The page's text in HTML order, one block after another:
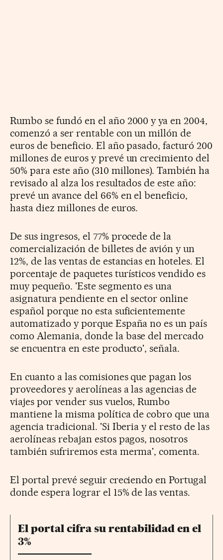
Rumbo se fundó en el año 2000 y ya en 2004,
comenzó a ser rentable con un millón de
euros de beneficio. El año pasado, facturó 200
millones de euros y prevé un crecimiento del
50% para este año (310 millones). También ha
revisado al alza los resultados de este año:
prevé un avance del 66% en el beneficio,
hasta diez millones de euros.
De sus ingresos, el 77% procede de la
comercialización de billetes de avión y un
12%, de las ventas de estancias en hoteles. El
porcentaje de paquetes turísticos vendido es
muy pequeño. 'Este segmento es una
asignatura pendiente en el sector online
español porque no esta suficientemente
automatizado y porque España no es un país
como Alemania, donde la base del mercado
se encuentra en este producto', señala.
En cuanto a las comisiones que pagan los
proveedores y aerolíneas a las agencias de
viajes por vender sus vuelos, Rumbo
mantiene la misma política de cobro que una
agencia tradicional. 'Si Iberia y el resto de las
aerolíneas rebajan estos pagos, nosotros
también sufriremos esta merma', comenta.
El portal prevé seguir creciendo en Portugal
donde espera lograr el 15% de las ventas.
El portal cifra su rentabilidad en el
3%